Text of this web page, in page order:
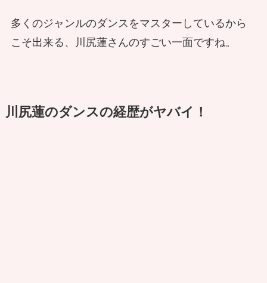
多くのジャンルのダンスをマスターしているから
こそ出来る、川尻蓮さんのすごい一面ですね。
川尻蓮のダンスの経歴がヤバイ！